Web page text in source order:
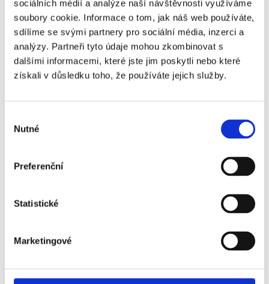
sociálních médií a analýze naší návštěvnosti využíváme
soubory cookie. Informace o tom, jak náš web používáte,
sdílíme se svými partnery pro sociální média, inzerci a
analýzy. Partneři tyto údaje mohou zkombinovat s
dalšími informacemi, které jste jim poskytli nebo které
získali v důsledku toho, že používáte jejich služby.
souhlasu
Nutné
Preferenční
Statistické
Marketingové
E-mail na majitele
Telefon na majitele
Souhlasím se zpracováním osobních údajů
Souhlasím se zpracováním osobních údajů